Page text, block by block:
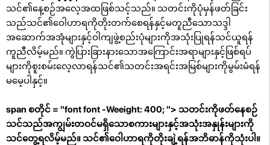
သင်၏နေ့စဉ်အလေ့အထဖြစ်သင့်သည်။ သတင်းကိုပုံမှန်ဖတ်ခြင်း
သည်သင်၏ဝေါဟာရကိုတိုးတက်စေရန်နှင့်မတူညီသောသဒ္ဒါ
အဆောက်အအုံများနှင့်ဝါကျဖွဲ့စည်းပုံများကိုအသုံးပြုရန်သင်ယူရန်
ကူညီလိမ့်မည်။ ကွဲပြားခြားနားသောအကြောင်းအရာများနှင့်ဖြစ်ရပ်
များကိုစူးစမ်းလေ့လာရန်သင်၏သတင်းအရင်းအမြစ်များကိုမွမ်းမံရန်
မမေ့ပါနှင့်။
span စတိုင် = "font font -Weeight: 400; "> သတင်းကိုဖတ်နေစဉ်
သင်သည်အကျွမ်းတဝင်မရှိသောစကားများနှင့်အသုံးအနှုန်းများကို
သင်တွေ့ရလိမ့်မည်။ သင်၏ဝေါဟာရကိုတိုးချဲ့ရန်အဘိဓာန်ကိုသုံးပါ။